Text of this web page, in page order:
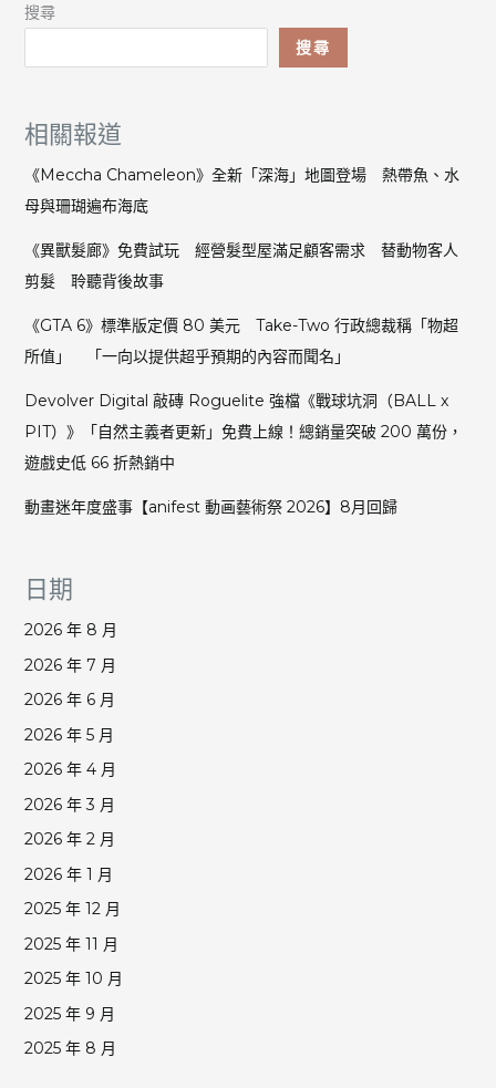
搜尋
搜尋
相關報道
《Meccha Chameleon》全新「深海」地圖登場 熱帶魚、水
母與珊瑚遍布海底
《異獸髮廊》免費試玩 經營髮型屋滿足顧客需求 替動物客人
剪髮 聆聽背後故事
《GTA 6》標準版定價 80 美元 Take-Two 行政總裁稱「物超
所值」 「一向以提供超乎預期的內容而聞名」
Devolver Digital 敲磚 Roguelite 強檔《戰球坑洞（BALL x
PIT）》「自然主義者更新」免費上線！總銷量突破 200 萬份，
遊戲史低 66 折熱銷中
動畫迷年度盛事【anifest 動画藝術祭 2026】8月回歸
日期
2026 年 8 月
2026 年 7 月
2026 年 6 月
2026 年 5 月
2026 年 4 月
2026 年 3 月
2026 年 2 月
2026 年 1 月
2025 年 12 月
2025 年 11 月
2025 年 10 月
2025 年 9 月
2025 年 8 月